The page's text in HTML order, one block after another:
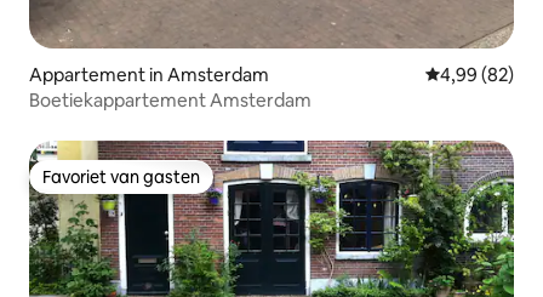
Appartement in Amsterdam Gemiddelde
4,99 (82)
Boetiekappartement Amsterdam
Favoriet van gasten
Favoriet van gasten